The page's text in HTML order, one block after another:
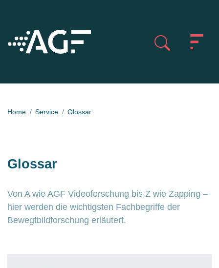
Home Service Glossar
Glossar
Von A wie AGF Videoforschung bis Z wie Zapping –
hier werden die wichtigsten Fachbegriffe der
Bewegtbildforschung erläutert.